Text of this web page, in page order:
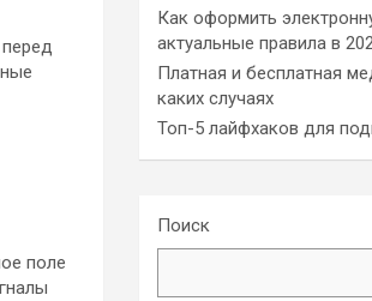
поле
Как оформить
актуальные правила в
Платная и бесплатная
каких случаях
Топ-5 лайфхаков для
Поиск